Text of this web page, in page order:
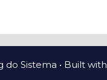
do Sistema • Built with